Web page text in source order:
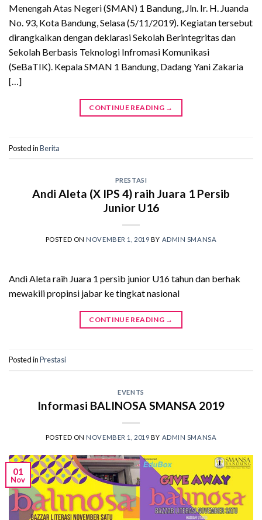
Menengah Atas Negeri (SMAN) 1 Bandung, Jln. Ir. H. Juanda
No. 93, Kota Bandung, Selasa (5/11/2019). Kegiatan tersebut
dirangkaikan dengan deklarasi Sekolah Berintegritas dan
Sekolah Berbasis Teknologi Infromasi Komunikasi
(SeBaTIK). Kepala SMAN 1 Bandung, Dadang Yani Zakaria
[…]
CONTINUE READING →
Posted inBerita
PRESTASI
Andi Aleta (X IPS 4) raih Juara 1 Persib
Junior U16
POSTED ON NOVEMBER 1, 2019 BY ADMIN SMANSA
Andi Aleta raih Juara 1 persib junior U16 tahun dan berhak
mewakili propinsi jabar ke tingkat nasional
CONTINUE READING →
Posted inPrestasi
EVENTS
Informasi BALINOSA SMANSA 2019
POSTED ON NOVEMBER 1, 2019 BY ADMIN SMANSA
01
Nov